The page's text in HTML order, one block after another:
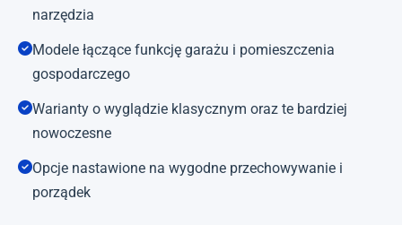
narzędzia
Modele łączące funkcję garażu i pomieszczenia
gospodarczego
Warianty o wyglądzie klasycznym oraz te bardziej
nowoczesne
Opcje nastawione na wygodne przechowywanie i
porządek